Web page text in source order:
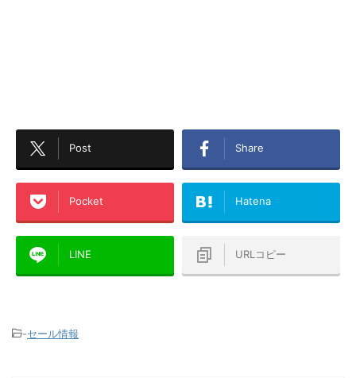
Post Share
Pocket Hatena
LINE URLコピー
-セール情報